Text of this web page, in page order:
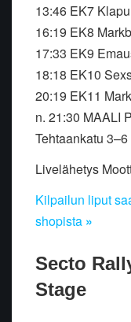
13:46 EK7
16:19 EK8
17:33 EK9
18:18 EK10
20:19 EK11
n. 21:30 MAALI
Tehtaankatu 3–6
Livelähetys
Kilpailun liput
shopista »
Secto
Stage